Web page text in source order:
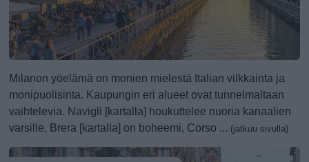
Milanon yöelämä on monien mielestä Italian vilkkainta ja
monipuolisinta. Kaupungin eri alueet ovat tunnelmaltaan
vaihtelevia. Navigli [kartalla] houkuttelee nuoria kanaalien
varsille, Brera [kartalla] on boheemi, Corso ... (jatkuu sivulla)